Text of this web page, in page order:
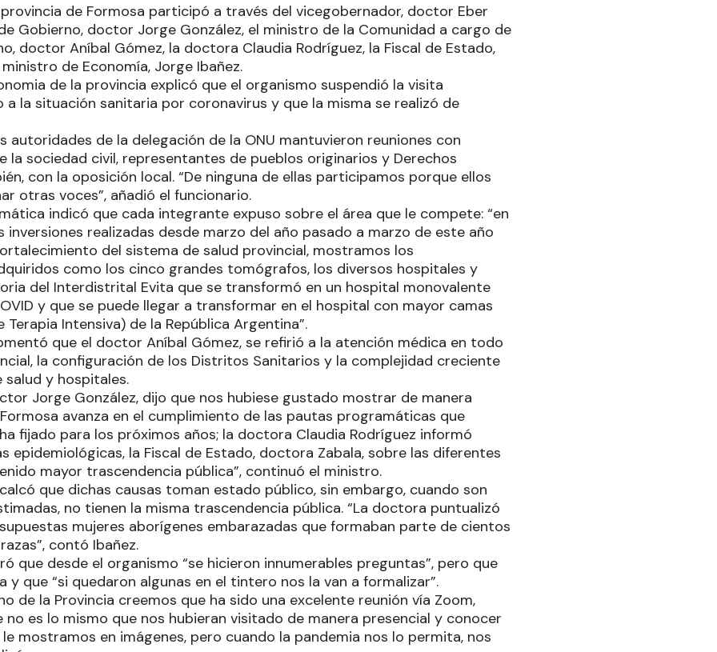
de Formosa participó a través del vicegobernador, doctor Eber
Gobierno, doctor Jorge González, el ministro de la Comunidad a cargo de
doctor Aníbal Gómez, la doctora Claudia Rodríguez, la Fiscal de Estado,
de Economía, Jorge Ibañez.
de la provincia explicó que el organismo suspendió la visita
a la situación sanitaria por coronavirus y que la misma se realizó de
autoridades de la delegación de la ONU mantuvieron reuniones con
la sociedad civil, representantes de pueblos originarios y Derechos
con la oposición local. “De ninguna de ellas participamos porque ellos
otras voces”, añadió el funcionario.
indicó que cada integrante expuso sobre el área que le compete: “en
inversiones realizadas desde marzo del año pasado a marzo de este año
del sistema de salud provincial, mostramos los
como los cinco grandes tomógrafos, los diversos hospitales y
del Interdistrital Evita que se transformó en un hospital monovalente
y que se puede llegar a transformar en el hospital con mayor camas
Terapia Intensiva) de la República Argentina”.
que el doctor Aníbal Gómez, se refirió a la atención médica en todo
la configuración de los Distritos Sanitarios y la complejidad creciente
y hospitales.
Jorge González, dijo que nos hubiese gustado mostrar de manera
avanza en el cumplimiento de las pautas programáticas que
fijado para los próximos años; la doctora Claudia Rodríguez informó
epidemiológicas, la Fiscal de Estado, doctora Zabala, sobre las diferentes
mayor trascendencia pública”, continuó el ministro.
que dichas causas toman estado público, sin embargo, cuando son
no tienen la misma trascendencia pública. “La doctora puntualizó
mujeres aborígenes embarazadas que formaban parte de cientos
contó Ibañez.
que desde el organismo “se hicieron innumerables preguntas”, pero que
y que “si quedaron algunas en el tintero nos la van a formalizar”.
de la Provincia creemos que ha sido una excelente reunión vía Zoom,
es lo mismo que nos hubieran visitado de manera presencial y conocer
mostramos en imágenes, pero cuando la pandemia nos lo permita, nos